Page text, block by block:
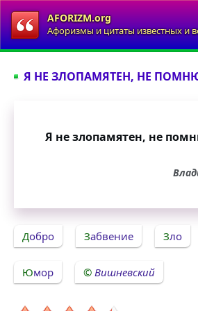
AFORIZM.org
Афоризмы и цитаты известных и
Я НЕ ЗЛОПАМЯТЕН, НЕ
Я не злопамятен, не
Добро Забвение Зло
Юмор Вишневский